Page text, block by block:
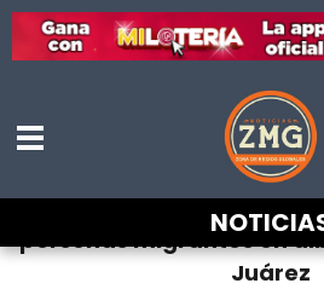
Leticia Ramírez
personas migrantes en
Juárez